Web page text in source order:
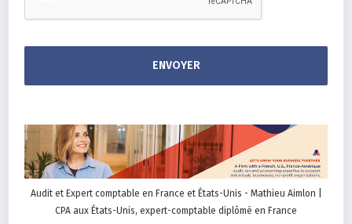
Audit et Expert comptable en France et États-Unis - Mathieu Aimlon |
CPA aux États-Unis, expert-comptable diplômé en France